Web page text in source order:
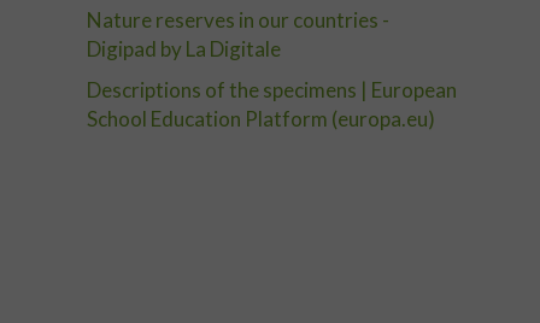
Nature reserves in our countries -
Digipad by La Digitale
Descriptions of the specimens | European
School Education Platform (europa.eu)